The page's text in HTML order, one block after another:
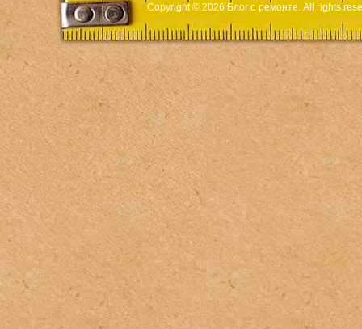
Copyright © 2026 Блог о ремонте. All rights